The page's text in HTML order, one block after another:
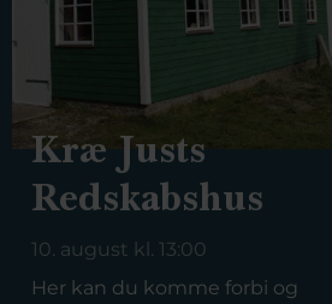
Kræ Justs
Redskabshus
10. august kl. 13:00
Her kan du komme forbi og